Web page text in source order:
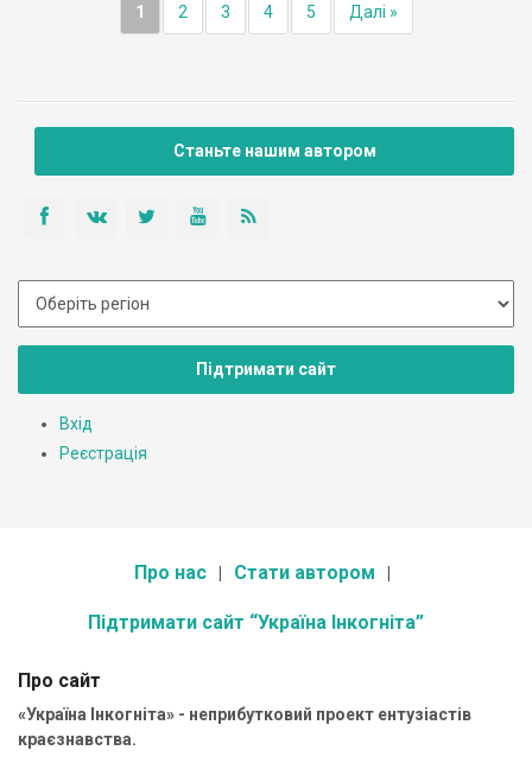
1 2 3 4 5 Далі »
Станьте нашим автором
Підтримати сайт
Вхід
Реєстрація
Про нас Стати автором
Підтримати сайт “Україна Інкогніта”
Про сайт
«Україна Інкогніта» - неприбутковий проект ентузіастів
краєзнавства.